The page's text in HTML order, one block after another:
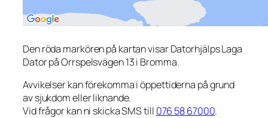
Den röda markören på kartan visar Datorhjälps Laga
Dator på Orrspelsvägen 13 i Bromma.
Avvikelser kan förekomma i öppettiderna på grund
av sjukdom eller liknande.
Vid frågor kan ni skicka SMS till 076 58 67000.